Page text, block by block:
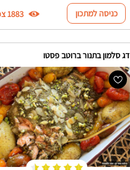
כניסה למתכון 1883 צפיות
דג סלמון בתנור ברוטב פסטו